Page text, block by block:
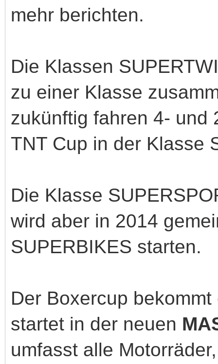
mehr berichten.
Die Klassen
zu einer Klasse
zukünftig fahren 4- und
TNT Cup in der Klasse
Die Klasse
wird aber in 2014
SUPERBIKES starten.
Der Boxercup
startet in der neuen
umfasst alle